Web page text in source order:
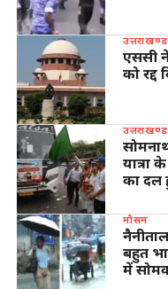
उत्तराखण्ड
एससी
को रद्द
उत्तराखण्ड
यात्रा
का दल
मौसम
बहुत
में